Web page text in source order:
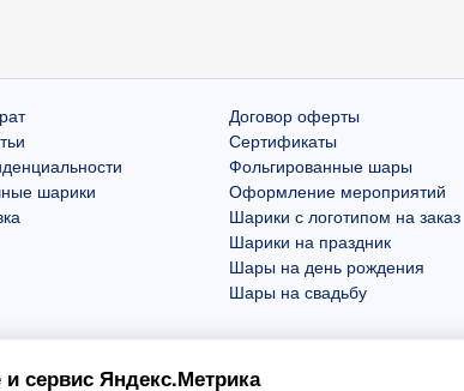
шарики
Договор оферты
Сертификаты
Фольгированные шары
Оформление мероприятий
Шарики с логотипом на заказ
Шарики на праздник
Шары на день рождения
Шары на свадьбу
сервис Яндекс.Метрика